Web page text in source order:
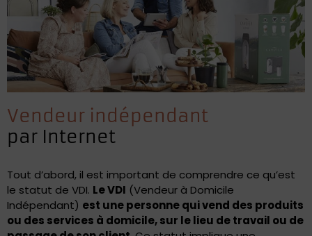
Vendeur indépendant
par Internet
Tout d’abord, il est important de comprendre ce qu’est
le statut de VDI. Le VDI (Vendeur à Domicile
Indépendant) est une personne qui vend des produits
ou des services à domicile, sur le lieu de travail ou de